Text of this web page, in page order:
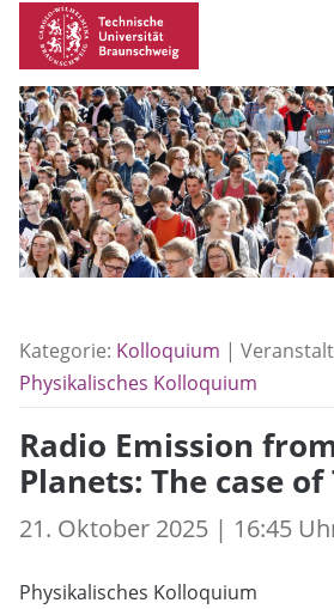
Kategorie: Kolloquium |
Physikalisches Kolloquium
Radio Emission
Planets: The case
21. Oktober 2025 | 16:45
Physikalisches Kolloquium